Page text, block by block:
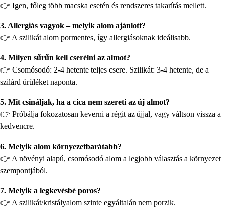
👉 Igen, főleg több macska esetén és rendszeres takarítás mellett.
3. Allergiás vagyok – melyik alom ajánlott?
👉 A szilikát alom pormentes, így allergiásoknak ideálisabb.
4. Milyen sűrűn kell cserélni az almot?
👉 Csomósodó: 2-4 hetente teljes csere. Szilikát: 3-4 hetente, de a
szilárd ürüléket naponta.
5. Mit csináljak, ha a cica nem szereti az új almot?
👉 Próbálja fokozatosan keverni a régit az újjal, vagy váltson vissza a
kedvencre.
6. Melyik alom környezetbarátabb?
👉 A növényi alapú, csomósodó alom a legjobb választás a környezet
szempontjából.
7. Melyik a legkevésbé poros?
👉 A szilikát/kristályalom szinte egyáltalán nem porzik.